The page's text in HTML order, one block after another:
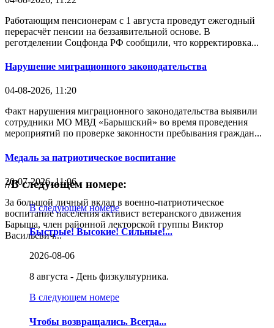
Работающим пенсионерам с 1 августа проведут ежегодный
перерасчёт пенсии на беззаявительной основе. В
реготделении Соцфонда РФ сообщили, что корректировка...
Нарушение миграционного законодательства
04-08-2026, 11:20
Факт нарушения миграционного законодательства выявили
сотрудники МО МВД «Барышский» во время проведения
мероприятий по проверке законности пребывания граждан...
Медаль за патриотическое воспитание
20-07-2026, 11:06
За большой личный вклад в военно-патриотическое
воспитание населения активист ветеранского движения
Барыша, член районной лекторской группы Виктор
Васильевич...
//В следующем номере:
В следующем номере
Быстрые! Высокие! Сильные!...
2026-08-06
8 августа - День физкультурника.
В следующем номере
Чтобы возвращались. Всегда...